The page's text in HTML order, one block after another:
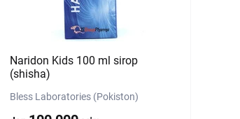
Naridon Kids 100 ml sirop
(shisha)
Bless Laboratories (Pokiston)